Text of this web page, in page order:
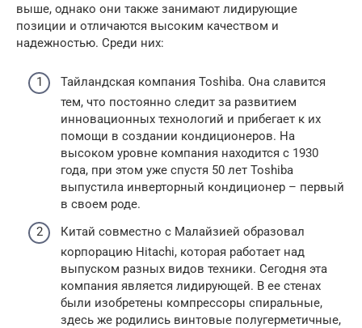
выше, однако они также занимают лидирующие
позиции и отличаются высоким качеством и
надежностью. Среди них:
Тайландская компания Toshiba. Она славится
тем, что постоянно следит за развитием
инновационных технологий и прибегает к их
помощи в создании кондиционеров. На
высоком уровне компания находится с 1930
года, при этом уже спустя 50 лет Toshiba
выпустила инверторный кондиционер – первый
в своем роде.
Китай совместно с Малайзией образовал
корпорацию Hitachi, которая работает над
выпуском разных видов техники. Сегодня эта
компания является лидирующей. В ее стенах
были изобретены компрессоры спиральные,
здесь же родились винтовые полугерметичные,